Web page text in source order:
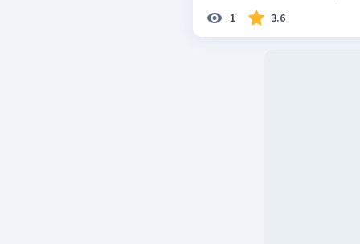
1 3.6